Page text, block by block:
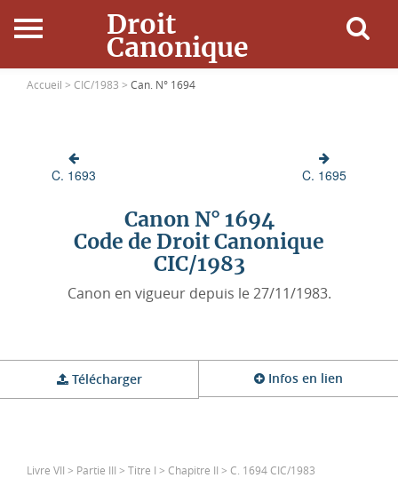
Droit
Canonique
Accueil
Ressources
Accueil > CIC/1983 > Can. N° 1694
C. 1693 C. 1695
Canon N° 1694
Code de Droit Canonique
CIC/1983
Canon en vigueur depuis le 27/11/1983.
Télécharger Infos en lien
Livre VII > Partie III > Titre I > Chapitre II > C. 1694 CIC/1983